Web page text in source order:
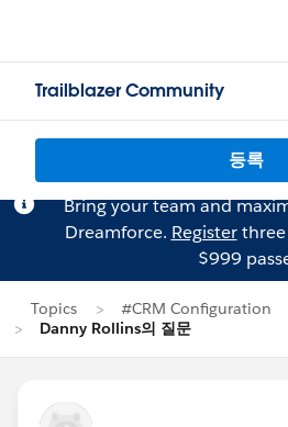
Trailblazer Community
등록
Bring your team and
Dreamforce. Registerthree
$999
Topics
#CRM Configuration
Danny Rollins의 질문